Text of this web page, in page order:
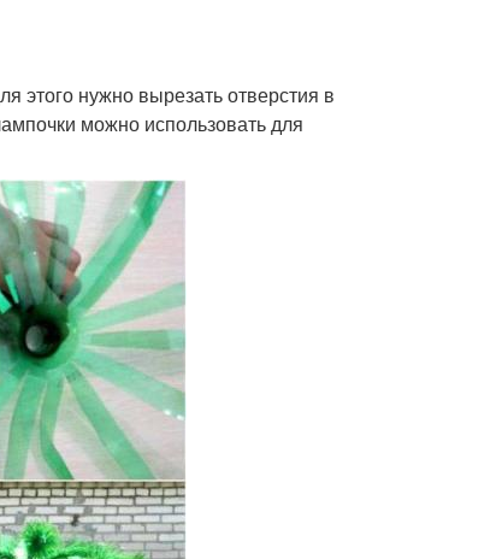
этого нужно вырезать отверстия в
можно использовать для